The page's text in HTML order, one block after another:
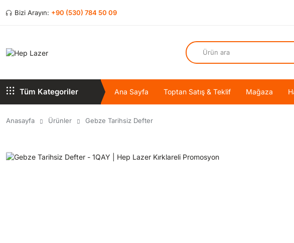
Bizi Arayın: +90 (530) 784 50 09
Tüm Kategoriler Ana Sayfa Toptan Satış & Teklif Mağaza
Anasayfa Ürünler Gebze Tarihsiz Defter